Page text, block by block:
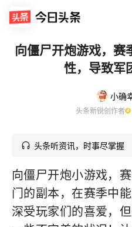
向僵尸开炮游戏，赛
性，导致军
小确
头条新锐创作者
头条听资讯，时事尽掌握
向僵尸开炮小游戏，
门的副本，在赛季中
深受玩家们的喜爱，